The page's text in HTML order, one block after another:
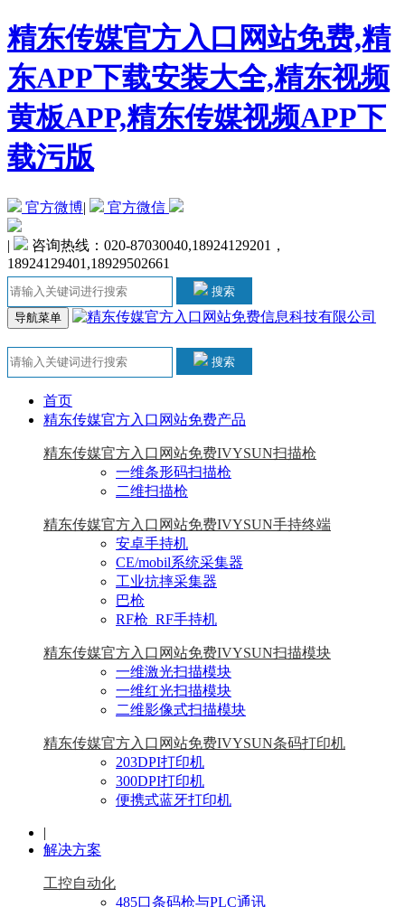
精东传媒官方入口网站免费,精
东APP下载安装大全,精东视频
黄板APP,精东传媒视频APP下
载污版
官方微博| 官方微信
|
咨询热线：020-87030040,18924129201，
18924129401,18929502661
搜索
导航菜单
搜索
首页
精东传媒官方入口网站免费产品
精东传媒官方入口网站免费IVYSUN扫描枪
一维条形码扫描枪
二维扫描枪
精东传媒官方入口网站免费IVYSUN手持终端
安卓手持机
CE/mobil系统采集器
工业抗摔采集器
巴枪
RF枪_RF手持机
精东传媒官方入口网站免费IVYSUN扫描模块
一维激光扫描模块
一维红光扫描模块
二维影像式扫描模块
精东传媒官方入口网站免费IVYSUN条码打印机
203DPI打印机
300DPI打印机
便携式蓝牙打印机
|
解决方案
工控自动化
485口条码枪与PLC通讯